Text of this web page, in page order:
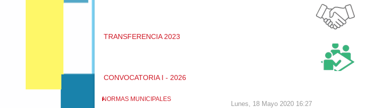
TRANSFERENCIA 2023
CONVOCATORIA I - 2026
Lunes, 18 Mayo 2020 16:27
NORMAS MUNICIPALES